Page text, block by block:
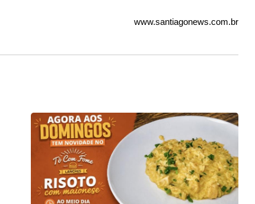
www.santiagonews.com.br